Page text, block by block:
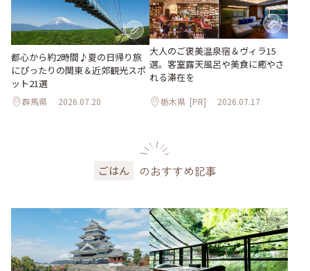
都心から約2時間♪夏の日帰り旅
にぴったりの関東＆近郊観光スポ
ット21選
群馬県 2026.07.20
大人のご褒美温泉宿＆ヴィラ15
選。客室露天風呂や美食に癒やさ
れる滞在を
栃木県 [PR] 2026.07.17
ごはん のおすすめ記事